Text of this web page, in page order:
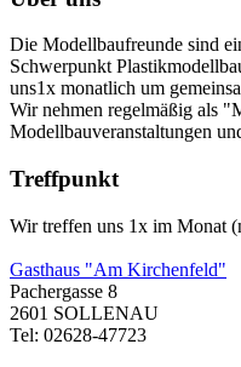
Die Modellbaufreunde sind
Schwerpunkt
uns1x monatlich um
Wir nehmen regelmäßig als
Modellbauveranstaltungen
Treffpunkt
Wir treffen uns 1x im Monat
Gasthaus "Am Kirchenfeld"
Pachergasse 8
2601 SOLLENAU
Tel: 02628-47723